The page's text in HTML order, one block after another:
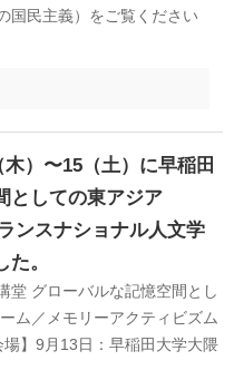
国民主義）をご覧ください
）〜15（土）に早稲田
としての東アジア
ンスナショナル人文学
。
堂 グローバルな記憶空間とし
ム／メモリーアクティビズム
】9月13日：早稲田大学大隈